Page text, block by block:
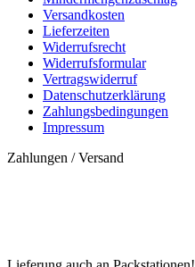
Versandkosten
Lieferzeiten
Widerrufsrecht
Widerrufsformular
Vertragswiderruf
Datenschutzerklärung
Zahlungsbedingungen
Impressum
Zahlungen / Versand